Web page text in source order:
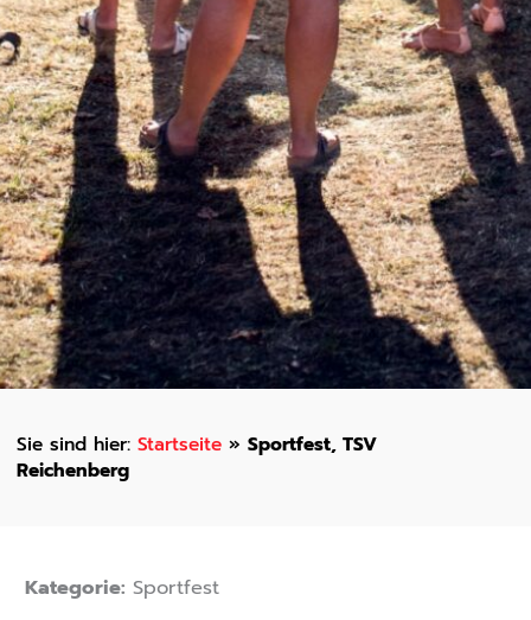
Startseite» Sportfest, TSV
Reichenberg
Kategorie: Sportfest